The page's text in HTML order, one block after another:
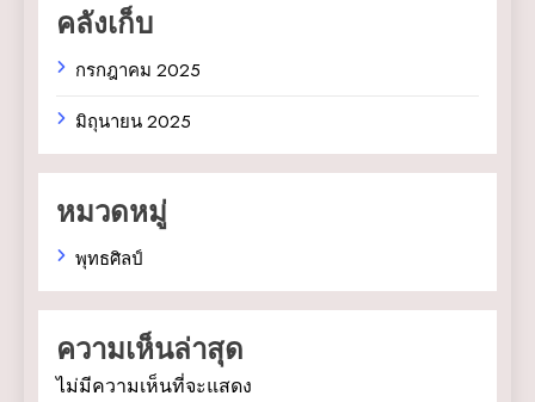
คลังเก็บ
กรกฎาคม 2025
มิถุนายน 2025
หมวดหมู่
พุทธศิลป์
ความเห็นล่าสุด
ไม่มีความเห็นที่จะแสดง